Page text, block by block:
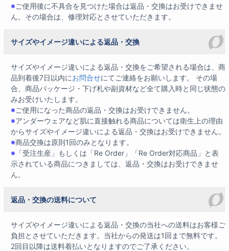
※ご使用後に不具合を見つけた場合は返品・交換はお受けできませ
ん。その場合は、修理対応とさせていただきます。
サイズやイメージ違いによる返品・交換
サイズやイメージ違いによる返品・交換をご希望される場合は、商
品到着後7日以内にお問合せにてご連絡をお願いします。 その場
合、商品パッケージ・下げ札や副資材など全て購入時と同じ状態の
みお受けいたします。
※ご使用になった商品の返品・交換はお受けできません。
※アンダーウェアなど肌に直接触れる商品については衛生上の理由
からサイズやイメージ違いによる返品・交換はお受けできません。
※商品交換は原則1回のみとなります。
※ 「受注生産」もしくは「Re Order」「Re Order対応商品」と表
示されている商品につきましては、返品・交換はお受けできませ
ん。
返品・交換の送料について
サイズやイメージ違いによる返品・交換の当社への送料はお客様ご
負担とさせていただきます。当社からの発送は1回まで無料です。
2回目以降は送料着払いとなりますのでご了承ください。